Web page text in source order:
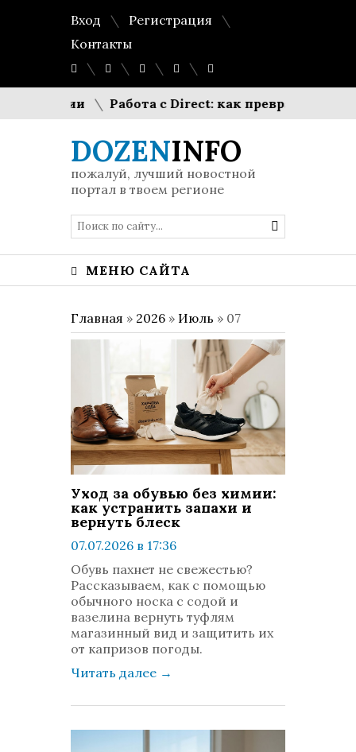
Вход
Регистрация
Контакты
Работа с Direct: как превратить
DOZENINFO
пожалуй, лучший новостной
портал в твоем регионе
МЕНЮ САЙТА
Главная » 2026 » Июль » 07
Уход за обувью без химии:
как устранить запахи и
вернуть блеск
07.07.2026 в 17:36
комментариев: 0
Обувь пахнет не свежестью?
Рассказываем, как с помощью
обычного носка с содой и
вазелина вернуть туфлям
магазинный вид и защитить их
от капризов погоды.
Читать далее →